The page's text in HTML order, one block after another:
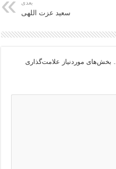
بعدی
سعید عزت اللهی
بخش‌های موردنیاز علامت‌گذاری